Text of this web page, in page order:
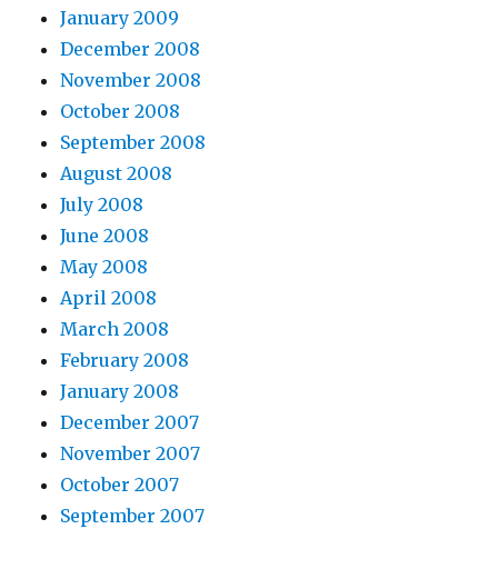
January 2009
December 2008
November 2008
October 2008
September 2008
August 2008
July 2008
June 2008
May 2008
April 2008
March 2008
February 2008
January 2008
December 2007
November 2007
October 2007
September 2007